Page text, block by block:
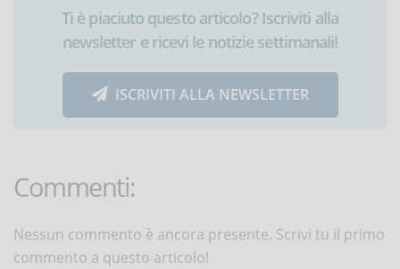
Ti è piaciuto questo articolo? Iscriviti alla
newsletter e ricevi le notizie settimanali!
ISCRIVITI ALLA NEWSLETTER
Commenti:
Nessun commento è ancora presente. Scrivi tu il primo
commento a questo articolo!